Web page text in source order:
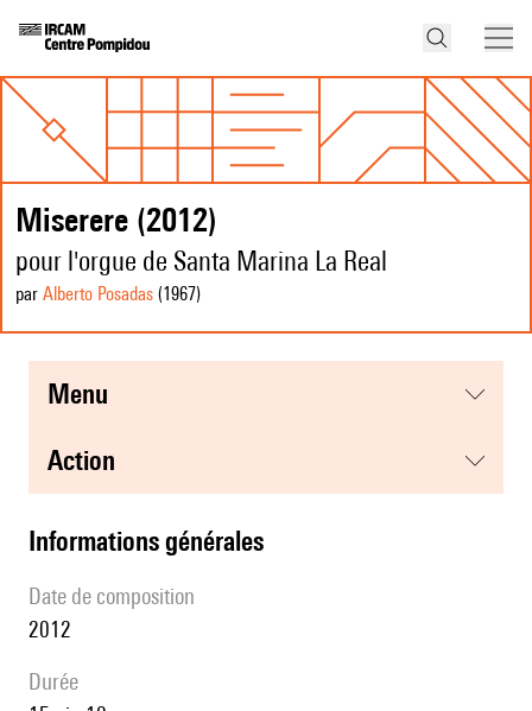
Miserere (2012)
pour l'orgue de Santa Marina La Real
par Alberto Posadas (1967)
menu
action
informations générales
date de composition
2012
durée